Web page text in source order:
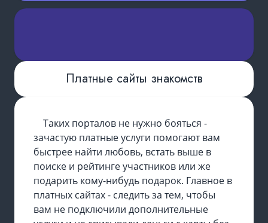
Платные сайты знакомств
Таких порталов не нужно бояться -
зачастую платные услуги помогают вам
быстрее найти любовь, встать выше в
поиске и рейтинге участников или же
подарить кому-нибудь подарок. Главное в
платных сайтах - следить за тем, чтобы
вам не подключили дополнительные